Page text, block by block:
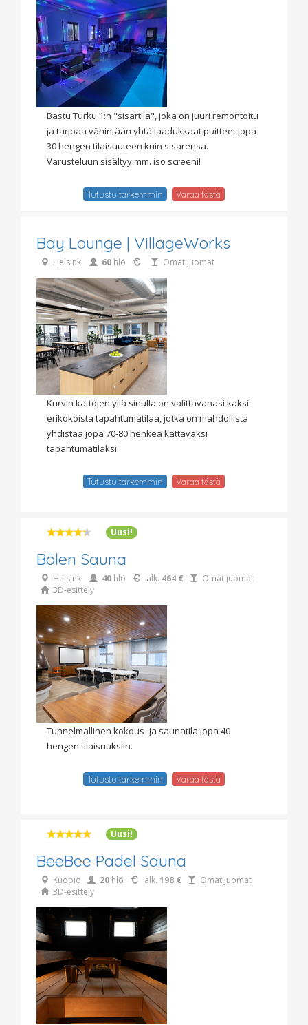
Bastu Turku 1:n "sisartila", joka on juuri remontoitu
ja tarjoaa vähintään yhtä laadukkaat puitteet jopa
30 hengen tilaisuuteen kuin sisarensa.
Varusteluun sisältyy mm. iso screeni!
Tutustu tarkemmin Varaa tästä
Bay Lounge | VillageWorks
Helsinki 60 hlö Omat juomat
Kurvin kattojen yllä sinulla on valittavanasi kaksi
erikokoista tapahtumatilaa, jotka on mahdollista
yhdistää jopa 70-80 henkeä kattavaksi
tapahtumatilaksi.
Tutustu tarkemmin Varaa tästä
Uusi!
Bölen Sauna
Helsinki 40 hlö alk. 464 €
Omat juomat
3D-esittely
Tunnelmallinen kokous- ja saunatila jopa 40
hengen tilaisuuksiin.
Tutustu tarkemmin Varaa tästä
Uusi!
BeeBee Padel Sauna
Kuopio 20 hlö alk. 198 €
Omat juomat
3D-esittely